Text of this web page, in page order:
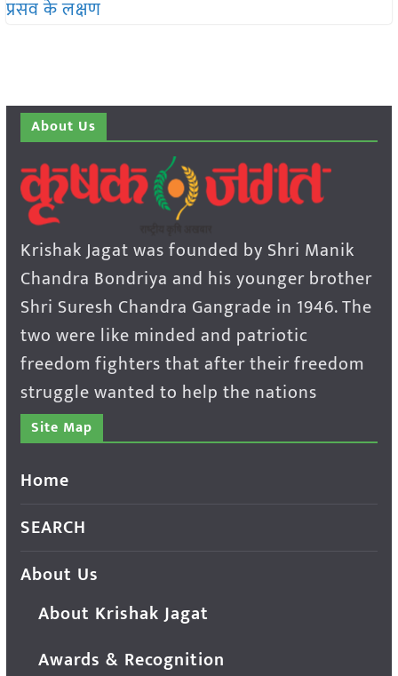
About Us
Krishak Jagat was founded by Shri Manik
Chandra Bondriya and his younger brother
Shri Suresh Chandra Gangrade in 1946. The
two were like minded and patriotic
freedom fighters that after their freedom
struggle wanted to help the nations
Site Map
Home
SEARCH
About Us
About Krishak Jagat
Awards & Recognition